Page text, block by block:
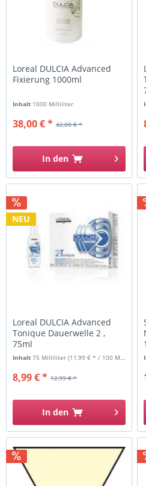
Loreal DULCIA Advanced
Fixierung 1000ml
Inhalt 1000 Milliliter
42,00 € *
38,00 € *
In den
NEU
Loreal DULCIA Advanced
Tonique Dauerwelle 2 ,
75ml
Inhalt75 Milliliter(11,99 € * / 100 Milliliter)
12,99 € *
8,99 € *
In den